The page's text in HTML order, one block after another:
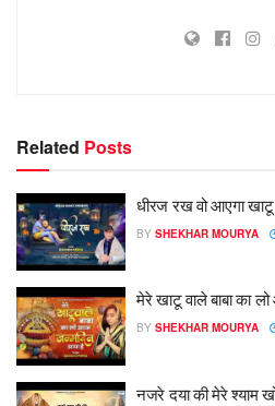
Related Posts
धीरज रख वो आएगा
BY SHEKHAR MOURYA
मेरे खाटू वाले बाबा का
BY SHEKHAR MOURYA
नजरे दया की मेरे श्याम